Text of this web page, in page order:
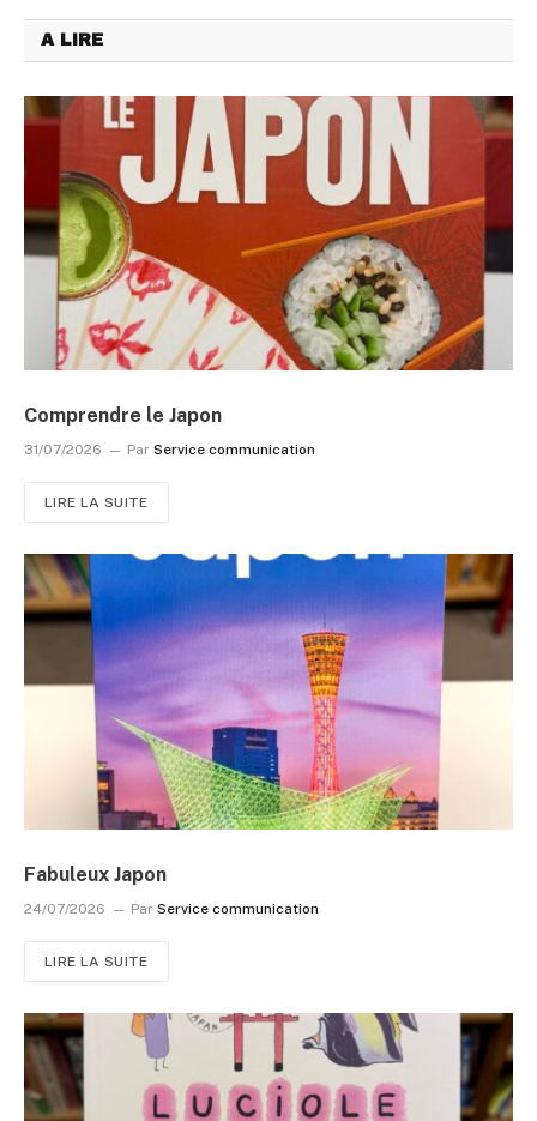
A LIRE
Comprendre le Japon
31/07/2026 Par Service communication
LIRE LA SUITE
Fabuleux Japon
24/07/2026 Par Service communication
LIRE LA SUITE